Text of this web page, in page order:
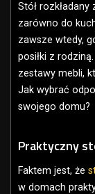
Stół
zarówno do
zawsze wtedy,
posiłki z
zestawy mebli,
Jak wybrać
swojego domu?
Praktyczny
Faktem jest, że
w domach